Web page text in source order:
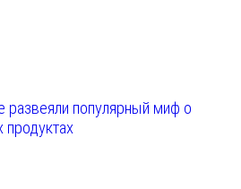
развеяли популярный миф о